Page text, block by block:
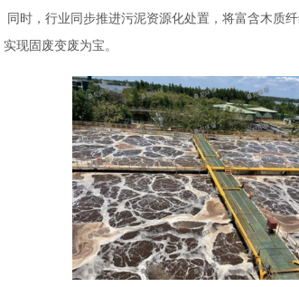
同时，行业同步推进污泥资源化处置，将富含木质
现固废变废为宝。